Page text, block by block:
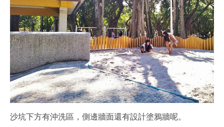
沙坑下方有沖洗區，側邊牆面還有設計塗鴉牆呢。